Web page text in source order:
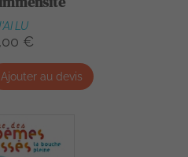
LU
€
Ajouter au devis